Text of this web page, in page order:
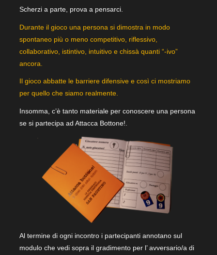
Scherzi a parte, prova a pensarci.
Durante il gioco una persona si dimostra in modo
spontaneo più o meno competitivo, riflessivo,
collaborativo, istintivo, intuitivo e chissà quanti “-ivo”
ancora.
Il gioco abbatte le barriere difensive e così ci mostriamo
per quello che siamo realmente.
Insomma, c’è tanto materiale per conoscere una persona
se si partecipa ad Attacca Bottone!.
Al termine di ogni incontro i partecipanti annotano sul
modulo che vedi sopra il gradimento per l’ avversario/a di